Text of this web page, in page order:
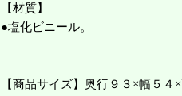
【材質】
●塩化ビニール。
【商品サイズ】奥行９３×幅５